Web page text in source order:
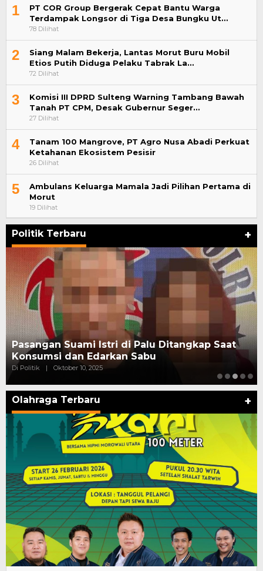
1
PT COR Group Bergerak Cepat Bantu Warga
Terdampak Longsor di Tiga Desa Bungku Ut…
78 Dilihat
2
Siang Malam Bekerja, Lantas Morut Buru Mobil
Etios Putih Diduga Pelaku Tabrak La…
72 Dilihat
3
Komisi III DPRD Sulteng Warning Tambang Bawah
Tanah PT CPM, Desak Gubernur Seger…
27 Dilihat
4
Tanam 100 Mangrove, PT Agro Nusa Abadi Perkuat
Ketahanan Ekosistem Pesisir
26 Dilihat
5
Ambulans Keluarga Mamala Jadi Pilihan Pertama di
Morut
19 Dilihat
Politik Terbaru +
Pasangan Suami Istri di Palu Ditangkap Saat
Konsumsi dan Edarkan Sabu
Di Politik | Oktober 10, 2025
Olahraga Terbaru +